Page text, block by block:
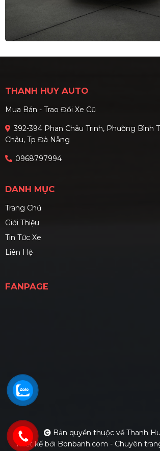
THANH HUY AUTO
Mua Bán - Trao Đổi Xe Cũ
392-394 Phan Châu Trinh, Phường Bình
Châu, Tp Đà Nẵng
0968797994
DANH MỤC
Trang Chủ
Giới Thiệu
Tin Tức Xe
Liên Hệ
FANPAGE
Bản quyền thuộc về Thanh
Thiết kế bởi Bonbanh.com - Chuyên